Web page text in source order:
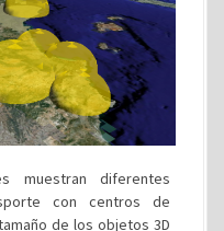
muestran diferentes
con centros de
de los objetos 3D